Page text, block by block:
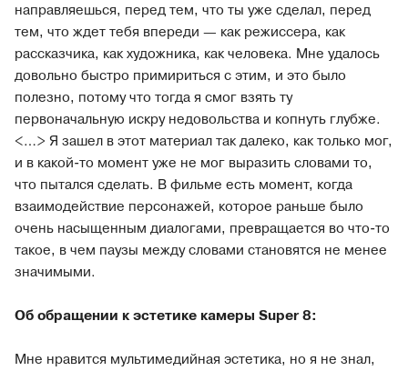
направляешься, перед тем, что ты уже сделал, перед
тем, что ждет тебя впереди — как режиссера, как
рассказчика, как художника, как человека. Мне удалось
довольно быстро примириться с этим, и это было
полезно, потому что тогда я смог взять ту
первоначальную искру недовольства и копнуть глубже.
<…> Я зашел в этот материал так далеко, как только мог,
и в какой-то момент уже не мог выразить словами то,
что пытался сделать. В фильме есть момент, когда
взаимодействие персонажей, которое раньше было
очень насыщенным диалогами, превращается во что-то
такое, в чем паузы между словами становятся не менее
значимыми.
Об обращении к эстетике камеры Super 8:
Мне нравится мультимедийная эстетика, но я не знал,